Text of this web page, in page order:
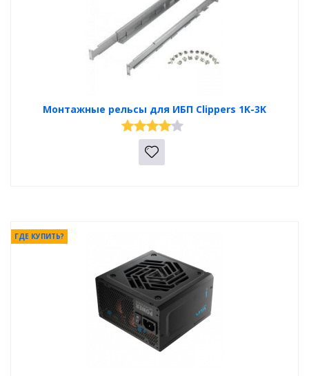
Монтажные рельсы для ИБП Clippers 1K-3K
ГДЕ КУПИТЬ?